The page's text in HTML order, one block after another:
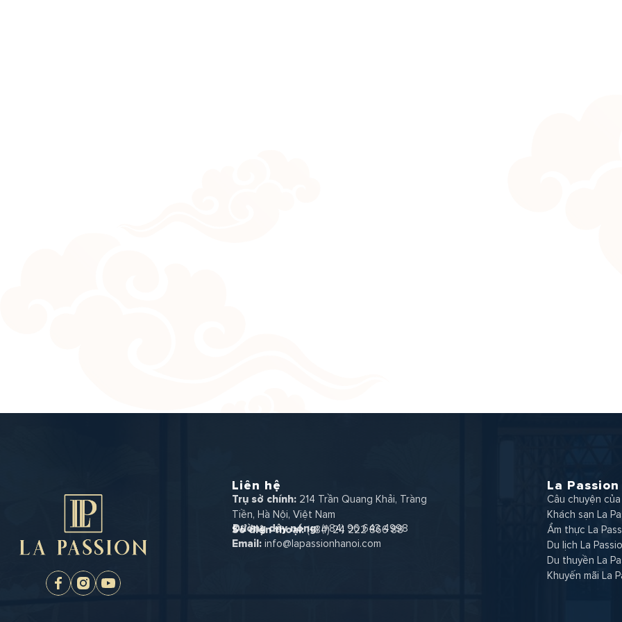
Liên hệ
Trụ sở chính: 214 Trần Quang Khải, Tràng
Tiền, Hà Nội, Việt Nam
Số điện thoại: (+84) 24 222 866 88
Đường dây nóng: (+84) 96 643 4998
Email: info@lapassionhanoi.com
La
Câu chuyện
Khách sạn La
Ẩm thực La
Du lịch La
Du thuyền La
Khuyến mãi La